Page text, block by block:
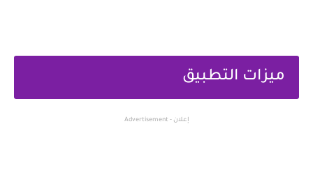
ميزات التطبيق
إعلان - Advertisement